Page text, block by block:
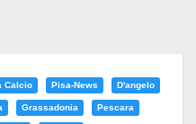
Calcio Pisa-News D'angelo
Grassadonia Pescara